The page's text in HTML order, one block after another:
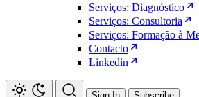
Serviços: Diagnóstico
Serviços: Consultoria
Serviços: Formação à
Contacto
Linkedin